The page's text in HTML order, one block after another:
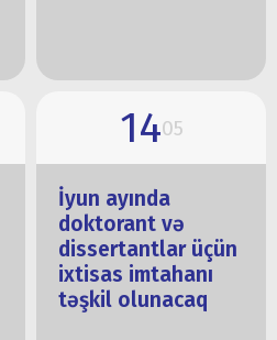
1405
İyun ayında
doktorant və
dissertantlar üçün
ixtisas imtahanı
təşkil olunacaq